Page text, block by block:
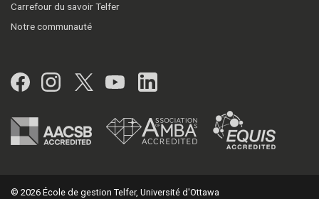
Carrefour du savoir Telfer
Notre communauté
Facebook
Instagram
Twitter
YouTubeLinkedIn
© 2026 École de gestion Telfer, Université d'Ottawa